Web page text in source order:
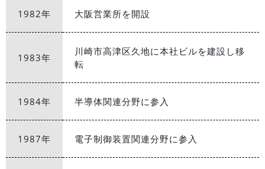
1982年 大阪営業所を開設
1983年
川崎市高津区久地に本社ビルを建設し移
転
1984年 半導体関連分野に参入
1987年 電子制御装置関連分野に参入